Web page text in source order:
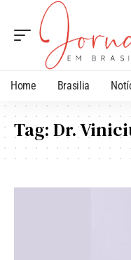
Home Brasilia
Tag:Dr.